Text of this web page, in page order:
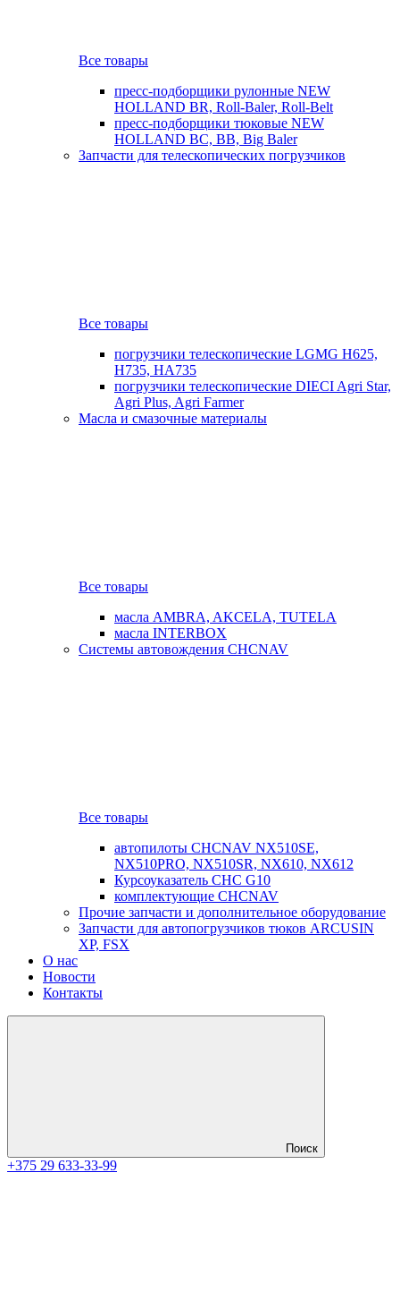
Все товары
пресс-подборщики рулонные NEW
HOLLAND BR, Roll-Baler, Roll-Belt
пресс-подборщики тюковые NEW
HOLLAND BC, BB, Big Baler
Запчасти для телескопических погрузчиков
Все товары
погрузчики телескопические LGMG H625,
H735, HA735
погрузчики телескопические DIECI Agri Star,
Agri Plus, Agri Farmer
Масла и смазочные материалы
Все товары
масла AMBRA, AKCELA, TUTELA
масла INTERBOX
Системы автовождения CHCNAV
Все товары
автопилоты CHCNAV NX510SE,
NX510PRO, NX510SR, NX610, NX612
Курсоуказатель CHC G10
комплектующие CHCNAV
Прочие запчасти и дополнительное оборудование
Запчасти для автопогрузчиков тюков ARCUSIN
XP, FSX
О нас
Новости
Контакты
Поиск
+375 29 633-33-99